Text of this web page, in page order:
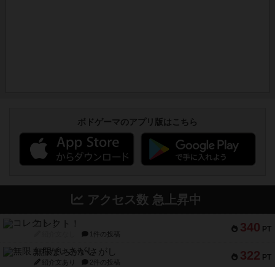
ボドゲーマのアプリ版はこちら
アクセス数 急上昇中
340 PT
コレクト！
1件の投稿
322 PT
無限まちがいさがし
紹介文あり 2件の投稿